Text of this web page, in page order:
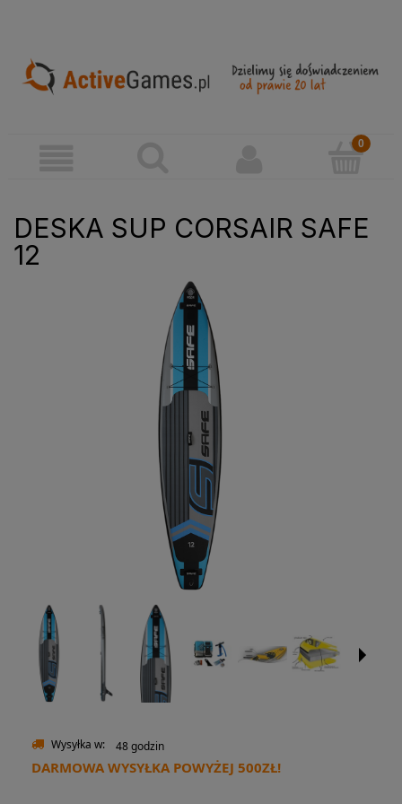
DESKA SUP CORSAIR SAFE
12
Wysyłka w: 48 godzin
DARMOWA WYSYŁKA POWYŻEJ 500ZŁ!